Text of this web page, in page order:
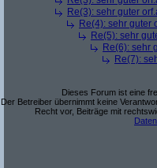
Re(3): sehr guter
Re(4): sehr guter
Re(5): sehr
Re(6): sehr
Re(7):
Dieses Forum ist eine
Der Betreiber übernimmt keine
Recht vor, Beiträge mit